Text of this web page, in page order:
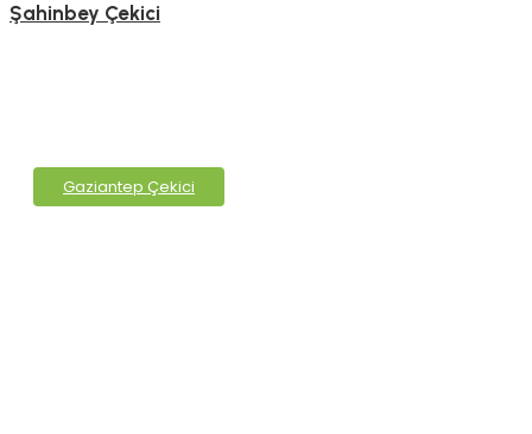
Şahinbey Çekici
Gaziantep Çekici